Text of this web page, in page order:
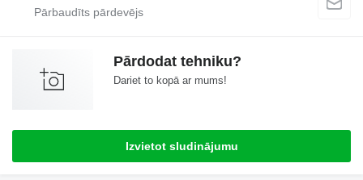
Pārdodat tehniku?
Dariet to kopā ar mums!
Izvietot sludinājumu